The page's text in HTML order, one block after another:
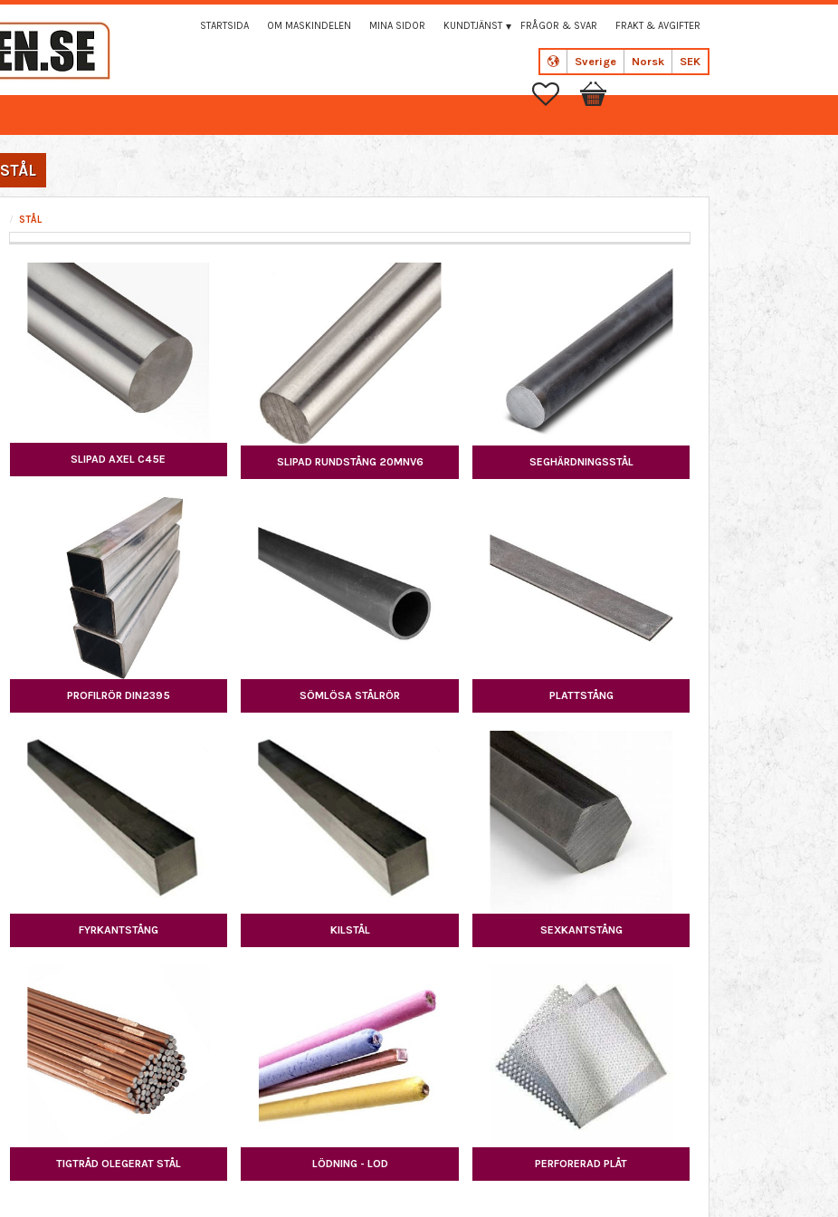
Sverige Norsk SEK
STARTSIDA OM MASKINDELEN MINA SIDOR KUNDTJÄNST FRÅGOR & SVAR FRAKT & AVGIFTER
Favoritter
Handlekurv
STÅL
STÅL
SLIPAD AXEL C45E SLIPAD RUNDSTÅNG 20MNV6 SEGHÄRDNINGSSTÅL
PROFILRÖR DIN2395 SÖMLÖSA STÅLRÖR PLATTSTÅNG
FYRKANTSTÅNG KILSTÅL SEXKANTSTÅNG
TIGTRÅD OLEGERAT STÅL LÖDNING - LOD PERFORERAD PLÅT